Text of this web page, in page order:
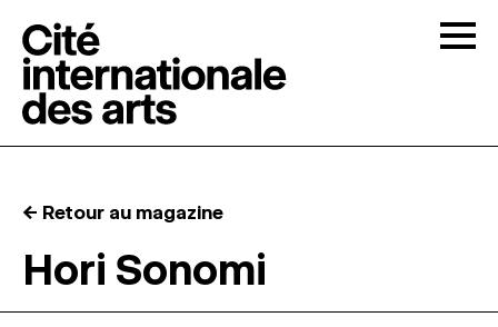
RÉSIDENCES ↓
← Retour au magazine
Hori Sonomi